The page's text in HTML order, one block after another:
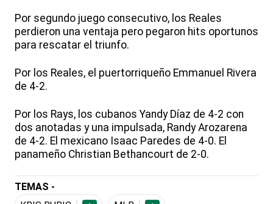
Por segundo juego consecutivo, los Reales
perdieron una ventaja pero pegaron hits oportunos
para rescatar el triunfo.
Por los Reales, el puertorriqueño Emmanuel Rivera
de 4-2.
Por los Rays, los cubanos Yandy Díaz de 4-2 con
dos anotadas y una impulsada, Randy Arozarena
de 4-2. El mexicano Isaac Paredes de 4-0. El
panameño Christian Bethancourt de 2-0.
TEMAS -